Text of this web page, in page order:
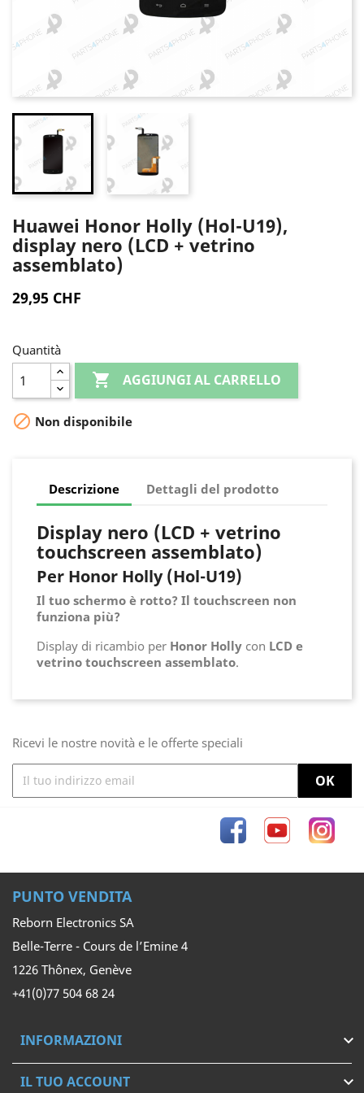
Huawei Honor Holly (Hol-U19),
display nero (LCD + vetrino
assemblato)
29,95 CHF
Quantità
 AGGIUNGI AL CARRELLO
 Non disponibile
Descrizione Dettagli del prodotto
Display nero (LCD + vetrino
touchscreen assemblato)
Per Honor Holly (Hol-U19)
Il tuo schermo è rotto? Il touchscreen non
funziona più?
Display di ricambio per Honor Holly con LCD e
vetrino touchscreen assemblato.
Ricevi le nostre novità e le offerte speciali
FacebookYouTube
PUNTO VENDITA
Reborn Electronics SA
Belle-Terre - Cours de l’Emine 4
1226 Thônex, Genève
+41(0)77 504 68 24
INFORMAZIONI 
IL TUO ACCOUNT 